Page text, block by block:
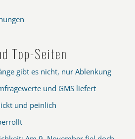
Top-Seiten
gibt es nicht, nur Ablenkung
und GMS liefert
und peinlich